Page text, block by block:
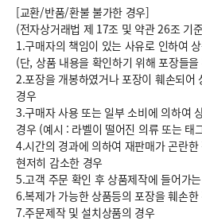
[교환/반품/환불 불가한 경우]
(전자상거래법 제 17조 및 약관 26조 기
1.구매자의 책임이 있는 사유로 인하여
(단, 상품 내용을 확인하기 위해 포장들
2.포장을 개봉하였거나 포장이 훼손되어
경우
3.구매자 사용 또는 일부 소비에 의하여
경우 (예시 : 라벨이 떨어진 의류 또는 태
4.시간의 경과에 의하여 재판매가 곤란
현저히 감소한 경우
5.고객 주문 확인 후 상품제작에 들어가
6.복제가 가능한 상품등의 포장을 훼손한
7.주문제작 및 설치상품의 경우